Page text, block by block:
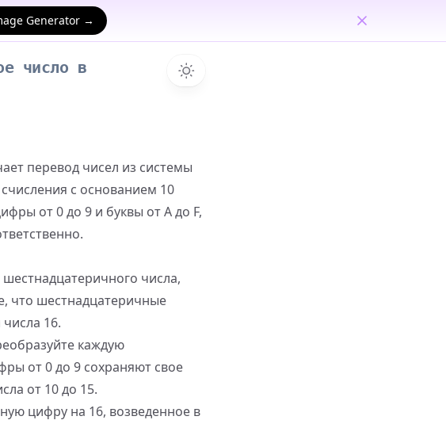
Generator →
число в
перевод чисел из системы
с основанием 10
от 0 до 9 и буквы от A до F,
числа,
что шестнадцатеричные
16.
каждую
от 0 до 9 сохраняют свое
от 10 до 15.
цифру на 16, возведенное в